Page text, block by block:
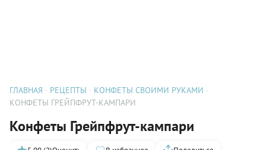
ГЛАВНАЯ РЕЦЕПТЫ
КОНФЕТЫ СВОИМИ РУКАМИ
КОНФЕТЫ ГРЕЙПФРУТ-КАМПАРИ
Конфеты Грейпфрут-кампари